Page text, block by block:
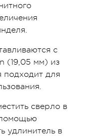
с
(19,05 мм) из
подходит для
сверло в
помощью
удлинитель в